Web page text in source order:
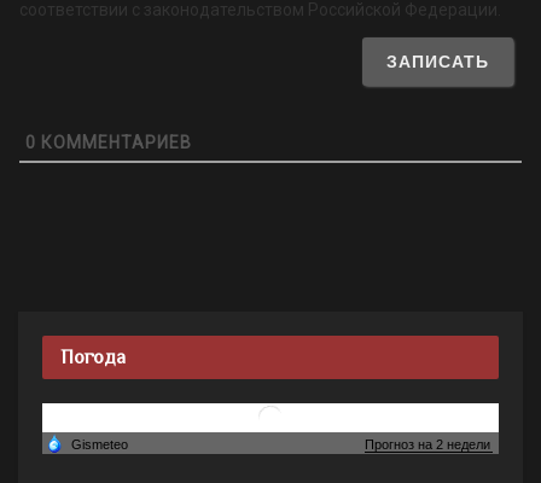
соответствии с законодательством Российской Федерации.
0 КОММЕНТАРИЕВ
Погода